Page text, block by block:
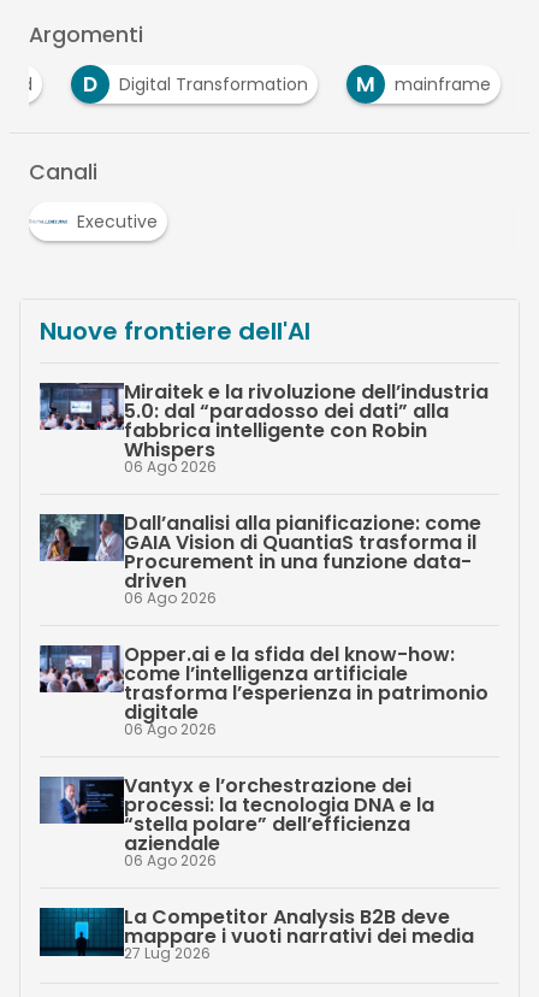
Argomenti
D Digital Transformation M mainframe
Canali
Executive
Nuove frontiere dell'AI
Miraitek e la rivoluzione dell’industria
5.0: dal “paradosso dei dati” alla
fabbrica intelligente con Robin
Whispers
06 Ago 2026
Dall’analisi alla pianificazione: come
GAIA Vision di QuantiaS trasforma il
Procurement in una funzione data-
driven
06 Ago 2026
Opper.ai e la sfida del know-how:
come l’intelligenza artificiale
trasforma l’esperienza in patrimonio
digitale
06 Ago 2026
Vantyx e l’orchestrazione dei
processi: la tecnologia DNA e la
“stella polare” dell’efficienza
aziendale
06 Ago 2026
La Competitor Analysis B2B deve
mappare i vuoti narrativi dei media
27 Lug 2026